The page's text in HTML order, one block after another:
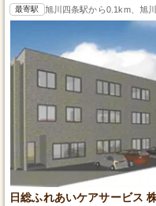
最寄駅 旭川四条駅から0.1km、旭
日総ふれあいケアサービス